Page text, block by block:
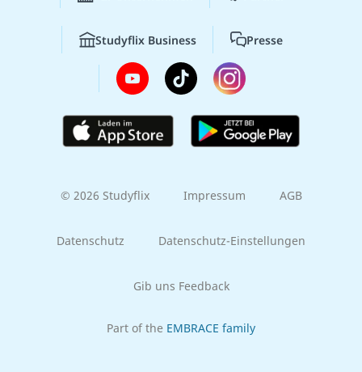
Studyflix Business Presse
© 2026 Studyflix Impressum AGB
Datenschutz Datenschutz-Einstellungen
Gib uns Feedback
Part of the EMBRACE family